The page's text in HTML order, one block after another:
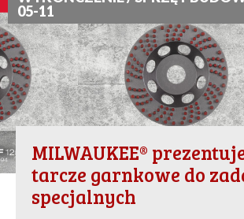
05-11
MILWAUKEE®
tarcze garnkowe do
specjalnych